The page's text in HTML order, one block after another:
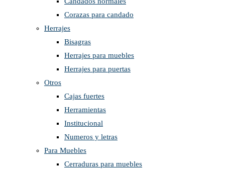
Corazas para candado
Herrajes
Bisagras
Herrajes para muebles
Herrajes para puertas
Otros
Cajas fuertes
Herramientas
Institucional
Numeros y letras
Para Muebles
Cerraduras para muebles